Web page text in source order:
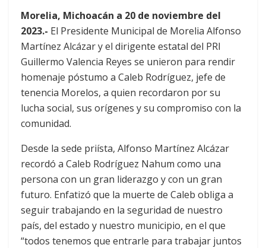
Morelia, Michoacán a 20 de noviembre del
2023.- El Presidente Municipal de Morelia Alfonso
Martínez Alcázar y el dirigente estatal del PRI
Guillermo Valencia Reyes se unieron para rendir
homenaje póstumo a Caleb Rodríguez, jefe de
tenencia Morelos, a quien recordaron por su
lucha social, sus orígenes y su compromiso con la
comunidad.
Desde la sede priísta, Alfonso Martínez Alcázar
recordó a Caleb Rodríguez Nahum como una
persona con un gran liderazgo y con un gran
futuro. Enfatizó que la muerte de Caleb obliga a
seguir trabajando en la seguridad de nuestro
país, del estado y nuestro municipio, en el que
“todos tenemos que entrarle para trabajar juntos